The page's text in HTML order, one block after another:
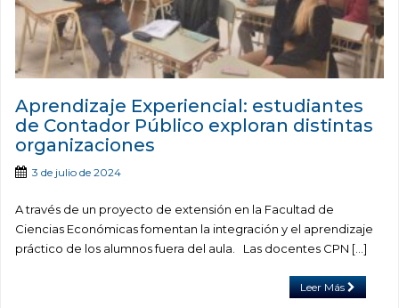
Aprendizaje Experiencial: estudiantes
de Contador Público exploran distintas
organizaciones
3 de julio de 2024
A través de un proyecto de extensión en la Facultad de
Ciencias Económicas fomentan la integración y el aprendizaje
práctico de los alumnos fuera del aula. Las docentes CPN […]
Leer Más